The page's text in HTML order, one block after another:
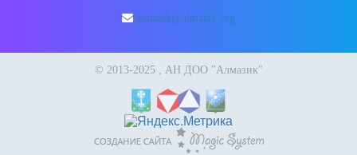
almazik@almazik.org
© 2013-2025 , АН ДОО "Алмазик"